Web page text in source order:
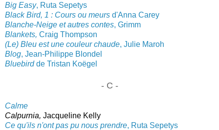
Big Easy, Ruta Sepetys
Black Bird, 1 : Cours ou meurs d'Anna Carey
Blanche-Neige et autres contes, Grimm
Blankets, Craig Thompson
(Le) Bleu est une couleur chaude, Julie Maroh
Blog, Jean-Philippe Blondel
Bluebirdde Tristan Koëgel
- C -
Calme
Calpurnia, Jacqueline Kelly
Ce qu'ils n'ont pas pu nous prendre, Ruta Sepetys